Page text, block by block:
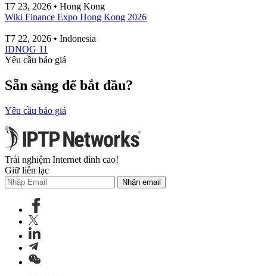
T7 23, 2026 • Hong Kong
Wiki Finance Expo Hong Kong 2026
T7 22, 2026 • Indonesia
IDNOG 11
Yêu cầu báo giá
Sẵn sàng để bắt đầu?
Yêu cầu báo giá
Trải nghiệm Internet đỉnh cao!
Giữ liên lạc
Nhận email